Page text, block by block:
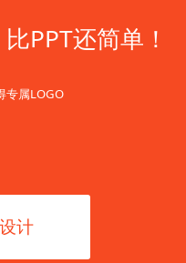
PPT还简单！
专属LOGO
计